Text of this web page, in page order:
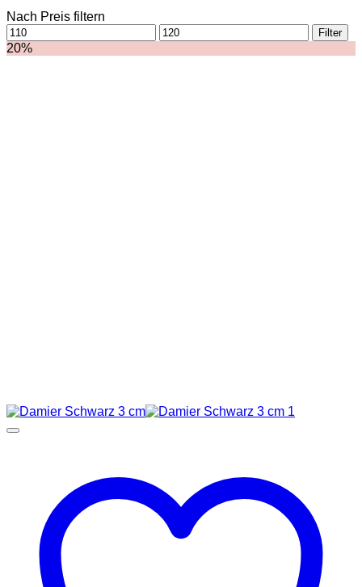
Nach Preis filtern
Min.
Preis
Max.
Preis
Filter
20%